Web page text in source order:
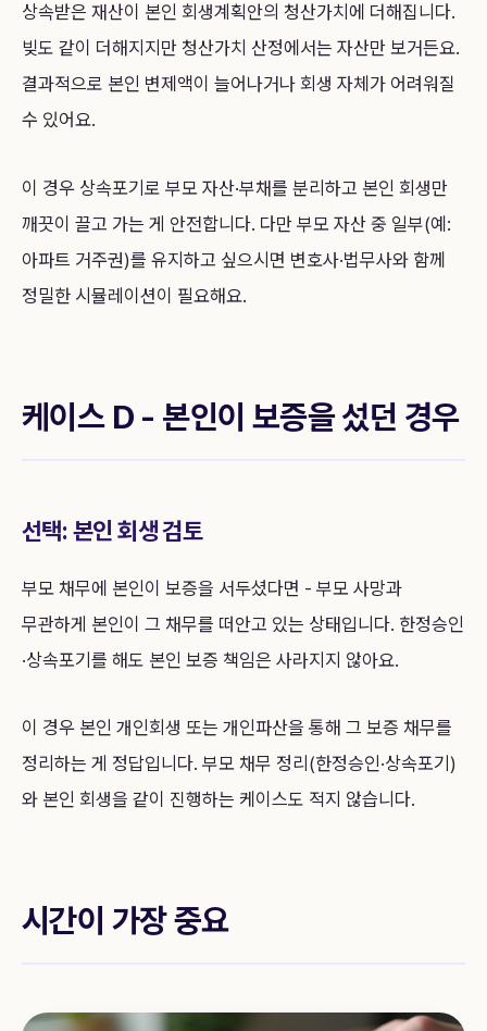
상속받은 재산이 본인 회생계획안의 청산가치에 더해집니다.
빚도 같이 더해지지만 청산가치 산정에서는 자산만 보거든요.
결과적으로 본인 변제액이 늘어나거나 회생 자체가 어려워질
수 있어요.
이 경우 상속포기로 부모 자산·부채를 분리하고 본인 회생만
깨끗이 끌고 가는 게 안전합니다. 다만 부모 자산 중 일부(예:
아파트 거주권)를 유지하고 싶으시면 변호사·법무사와 함께
정밀한 시뮬레이션이 필요해요.
케이스 D - 본인이 보증을 섰던 경우
선택: 본인 회생 검토
부모 채무에 본인이 보증을 서두셨다면 - 부모 사망과
무관하게 본인이 그 채무를 떠안고 있는 상태입니다. 한정승인
·상속포기를 해도 본인 보증 책임은 사라지지 않아요.
이 경우 본인 개인회생 또는 개인파산을 통해 그 보증 채무를
정리하는 게 정답입니다. 부모 채무 정리(한정승인·상속포기)
와 본인 회생을 같이 진행하는 케이스도 적지 않습니다.
시간이 가장 중요